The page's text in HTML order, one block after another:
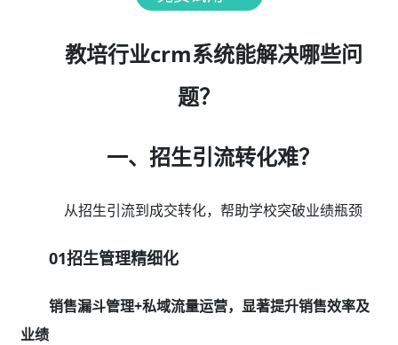
教培行业crm系统能解决哪些问
题？
一、招生引流转化难？
从招生引流到成交转化，帮助学校突破业绩瓶颈
01招生管理精细化
销售漏斗管理+私域流量运营，显著提升销售效率及
业绩